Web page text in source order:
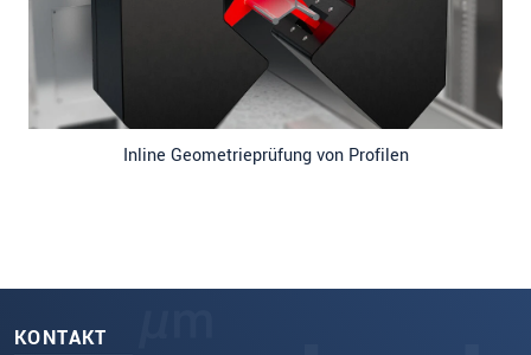
Inline Geometrieprüfung von Profilen
KONTAKT